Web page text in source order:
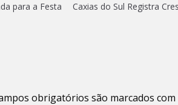
para a Festa
Caxias do Sul Registra
obrigatórios são marcados com